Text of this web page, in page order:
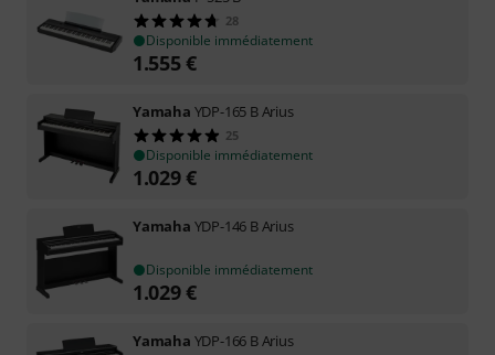
28
Disponible immédiatement
1.555€
Yamaha YDP-165 B Arius
25
Disponible immédiatement
1.029€
Yamaha YDP-146 B Arius
Disponible immédiatement
1.029€
Yamaha YDP-166 B Arius